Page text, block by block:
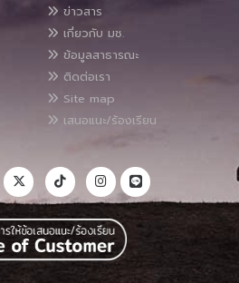
ข่าวสาร
เกี่ยวกับ มช.
ข้อมูลสาธารณะ
ติดต่อเรา
Site map
เสนอแนะ/ร้องเรียน